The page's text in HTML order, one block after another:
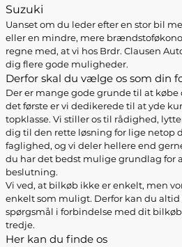
Suzuki
Uanset om du leder efter en stor bil
eller en mindre, mere
regne med, at vi hos Brdr. Clausen
dig flere gode muligheder.
Derfor skal du vælge os som din
Der er mange gode grunde til at købe
det første er vi dedikerede til at yde
topklasse. Vi stiller os til rådighed,
dig til den rette løsning for lige netop
faglighed, og vi deler hellere end
du har det bedst mulige grundlag for
beslutning.
Vi ved, at bilkøb ikke er enkelt, men
enkelt som muligt. Derfor kan du altid
spørgsmål i forbindelse med dit
tredje.
Her kan du finde os